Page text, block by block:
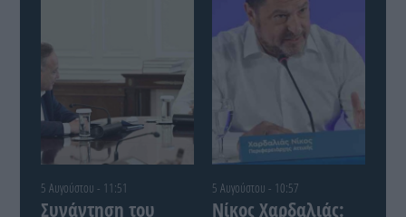
5 Αυγούστου - 11:51
Συνάντηση του
5 Αυγούστου - 10:57
Νίκος Χαρδαλιάς: